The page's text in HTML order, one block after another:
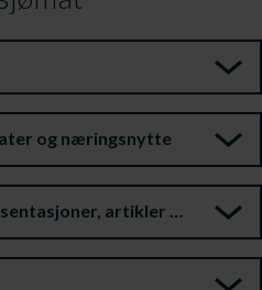
og næringsnytte
artikler m.m.